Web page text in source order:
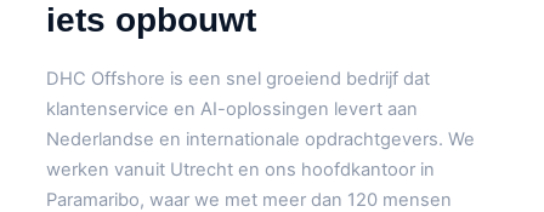
iets opbouwt
DHC Offshore is een snel groeiend bedrijf dat
klantenservice en AI-oplossingen levert aan
Nederlandse en internationale opdrachtgevers. We
werken vanuit Utrecht en ons hoofdkantoor in
Paramaribo, waar we met meer dan 120 mensen